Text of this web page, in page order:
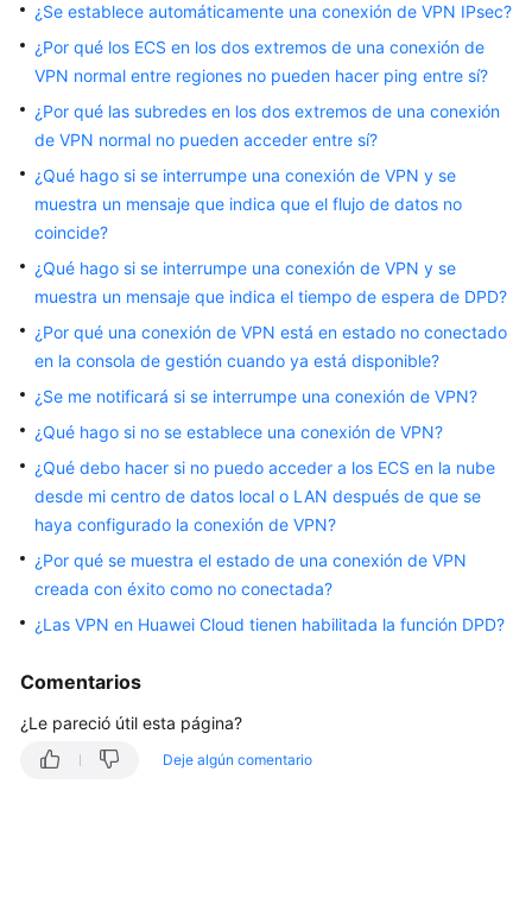
frecuentes
Preguntas
Consultoría
General
Escenarios
de
redes
y
aplicaciones
Facturación
pagos
Operaciones
en
consola
Negociación
interconexión
VPN
¿Se establece automáticamente una conexión de VPN IPsec?
¿Por qué los ECS en los dos extremos de una conexión de
VPN normal entre regiones no pueden hacer ping entre sí?
¿Por qué las subredes en los dos extremos de una conexión
de VPN normal no pueden acceder entre sí?
¿Qué hago si se interrumpe una conexión de VPN y se
muestra un mensaje que indica que el flujo de datos no
coincide?
¿Qué hago si se interrumpe una conexión de VPN y se
muestra un mensaje que indica el tiempo de espera de DPD?
¿Por qué una conexión de VPN está en estado no conectado
en la consola de gestión cuando ya está disponible?
¿Se me notificará si se interrumpe una conexión de VPN?
¿Qué hago si no se establece una conexión de VPN?
¿Qué debo hacer si no puedo acceder a los ECS en la nube
desde mi centro de datos local o LAN después de que se
haya configurado la conexión de VPN?
¿Por qué se muestra el estado de una conexión de VPN
creada con éxito como no conectada?
¿Las VPN en Huawei Cloud tienen habilitada la función DPD?
Comentarios
¿Le pareció útil esta página?
Deje algún comentario